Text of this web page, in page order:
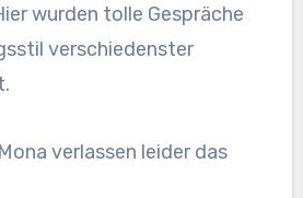
wurden tolle Gespräche
verschiedenster
verlassen leider das